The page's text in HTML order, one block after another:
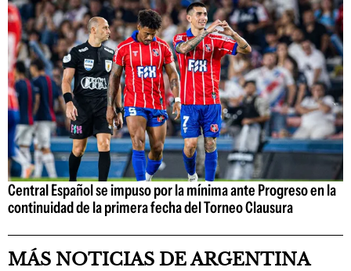
Central Español se impuso por la mínima ante Progreso en la
continuidad de la primera fecha del Torneo Clausura
MÁS NOTICIAS DE ARGENTINA